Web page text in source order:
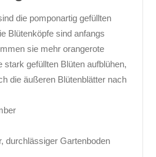
die pomponartig gefüllten
Blütenköpfe sind anfangs
sie mehr orangerote
stark gefüllten Blüten aufblühen,
die äußeren Blütenblätter nach
durchlässiger Gartenboden